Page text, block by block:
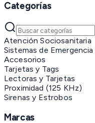
Categorías
Atención Sociosanitaria
Sistemas de Emergencia
Accesorios
Tarjetas y Tags
Lectoras y Tarjetas
Proximidad (125 KHz)
Sirenas y Estrobos
Marcas